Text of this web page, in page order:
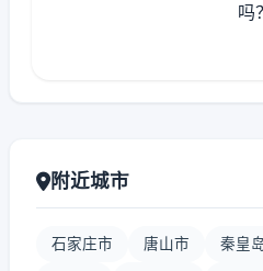
吗？
附近城市
石家庄市 唐山市 秦皇